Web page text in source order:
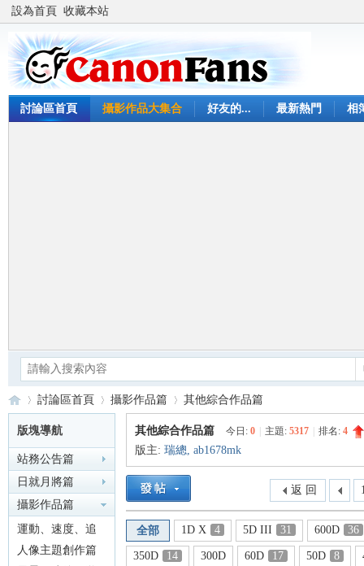
設為首頁 收藏本站
討論區首頁 攝影作品大集合 好友的... 最新熱門 相
Ca»
討論區首頁
›
攝影作品篇
›
其他綜合作品篇
版塊導航
站務公告篇
日就月將篇
攝影作品篇
運動、速度、追
焦篇
人像主題創作篇
其他綜合作品篇 今日: 0 主題: 5317 排名: 4
版主: 瑞總, ab1678mk
返 回
全部 1D X 4 5D III 31 600D 36
350D 14 300D 60D 17 50D 8